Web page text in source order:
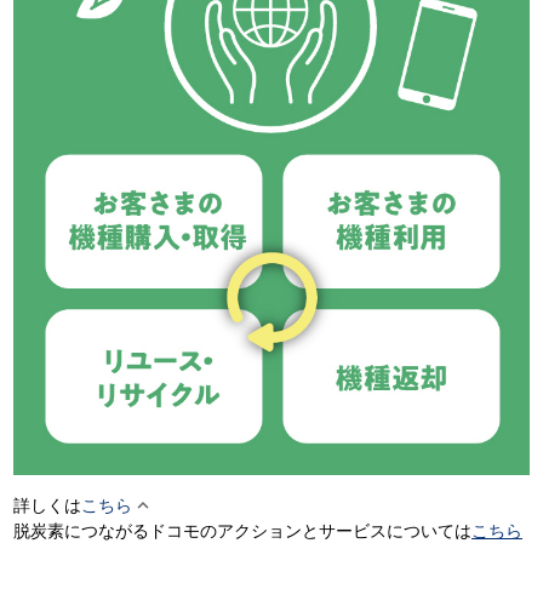
詳しくはこちら 
脱炭素につながるドコモのアクションとサービスについてはこちら